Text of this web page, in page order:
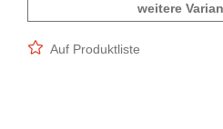
weitere
Auf Produktliste